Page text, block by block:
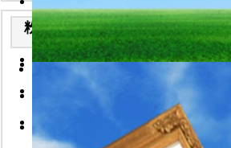
2026-7-22
便携式粉尘检测仪技术说明
2026-7-22
手持式粉尘检测仪技术说明
2026-7-22
固体流量计技术说明-武汉
便携式粉尘浓度检测仪技术
2026-7-22
粉尘检测仪安装实例
便携式粉尘浓度仪/武汉华
2026-7-22
手持粉尘浓度仪/武汉华德
一体式粉尘浓度检测仪-武
2026-7-22